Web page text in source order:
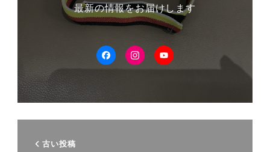
最新の情報をお届けします
facebookInstagramYouTube
古い投稿